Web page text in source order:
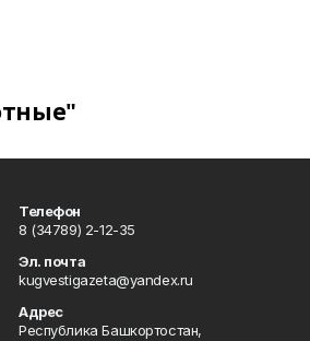
Телефон
8 (34789) 2-12-35
Эл. почта
kugvestigazeta@yandex.ru
Адрес
Республика Башкортостан,